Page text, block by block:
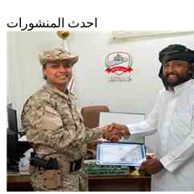
احدث المنشورات